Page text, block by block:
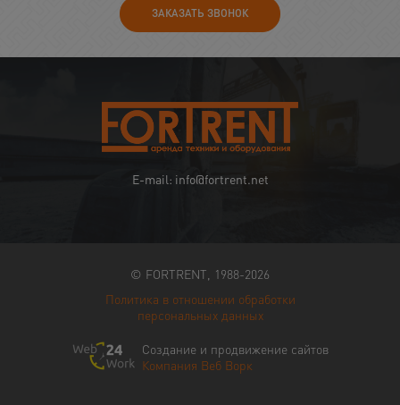
ЗАКАЗАТЬ ЗВОНОК
E-mail: info@fortrent.net
© FORTRENT, 1988-2026
Политика в отношении обработки
персональных данных
Создание и продвижение сайтов
Компания Веб Ворк